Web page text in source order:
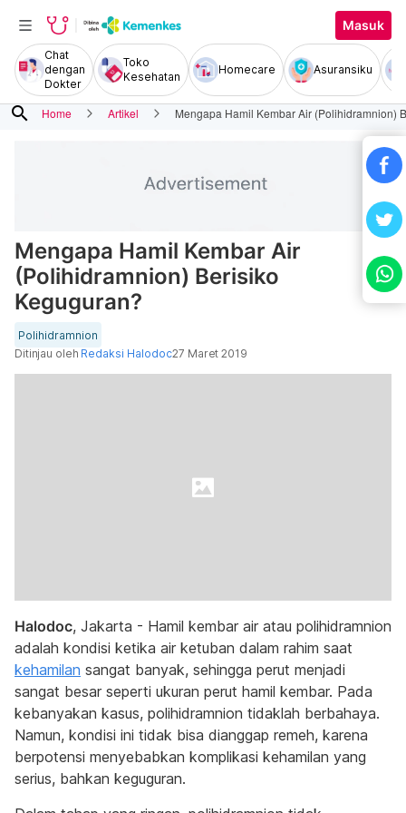
Masuk
Chat
dengan
Dokter
Toko
Kesehatan
Homecare Asuransiku
search Home Artikel Mengapa Hamil Kembar Air (Polihidramnion)
Mengapa Hamil Kembar Air
(Polihidramnion) Berisiko
Keguguran?
Polihidramnion
Ditinjau oleh Redaksi Halodoc27 Maret 2019
Halodoc, Jakarta - Hamil kembar air atau polihidramnion
adalah kondisi ketika air ketuban dalam rahim saat
kehamilan sangat banyak, sehingga perut menjadi
sangat besar seperti ukuran perut hamil kembar. Pada
kebanyakan kasus, polihidramnion tidaklah berbahaya.
Namun, kondisi ini tidak bisa dianggap remeh, karena
berpotensi menyebabkan komplikasi kehamilan yang
serius, bahkan keguguran.